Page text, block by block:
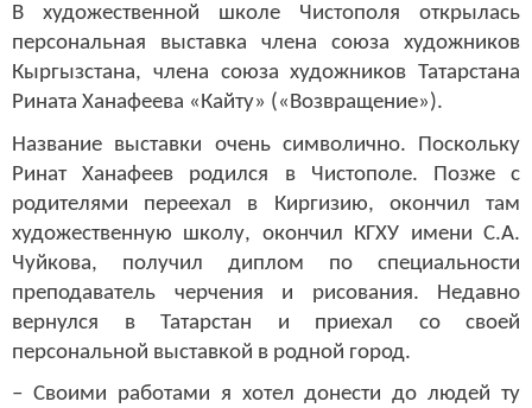
В художественной школе Чистополя открылась
персональная выставка члена союза художников
Кыргызстана, члена союза художников Татарстана
Рината Ханафеева «Кайту» («Возвращение»).
Название выставки очень символично. Поскольку
Ринат Ханафеев родился в Чистополе. Позже с
родителями переехал в Киргизию, окончил там
художественную школу, окончил КГХУ имени С.А.
Чуйкова, получил диплом по специальности
преподаватель черчения и рисования. Недавно
вернулся в Татарстан и приехал со своей
персональной выставкой в родной город.
– Своими работами я хотел донести до людей ту